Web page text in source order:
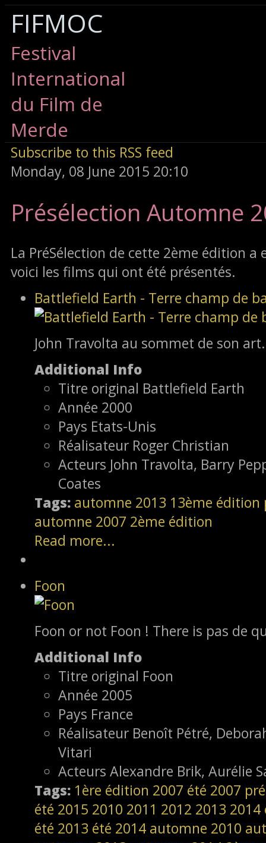
FIFMOC
Festival
International
du Film de
Merde
Subscribe to this RSS feed
Monday, 08 June 2015 20:10
Présélection Automne
La PréSélection de cette 2ème édition a
voici les films qui ont été présentés.
Battlefield Earth - Terre champ de
John Travolta au sommet de son art.
Additional Info
Titre original Battlefield Earth
Année 2000
Pays Etats-Unis
Réalisateur Roger Christian
Acteurs John Travolta, Barry
Coates
Tags: automne 2013 13ème édition
automne 2007 2ème édition
Read more...
Foon
Foon or not Foon ! There is pas de
Additional Info
Titre original Foon
Année 2005
Pays France
Réalisateur Benoît Pétré,
Vitari
Acteurs Alexandre Brik, Aurélie
Tags: 1ère édition 2007 été 2007
été 2015 2010 2011 2012 2013 2014
été 2013 été 2014 automne 2010